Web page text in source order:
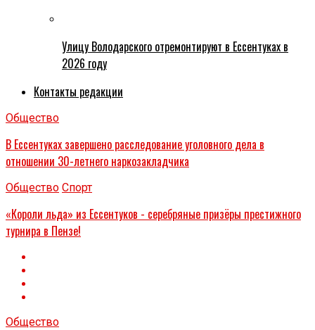
Улицу Володарского отремонтируют в Ессентуках в
2026 году
Контакты редакции
Общество
В Ессентуках завершено расследование уголовного дела в
отношении 30-летнего наркозакладчика
Общество Спорт
«Короли льда» из Ессентуков - серебряные призёры престижного
турнира в Пензе!
Общество